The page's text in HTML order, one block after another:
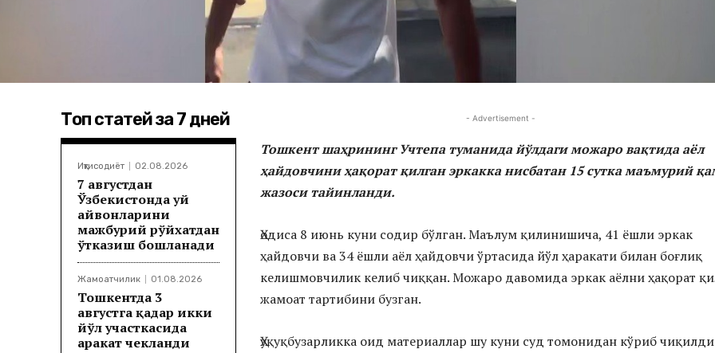
Топ статей за 7 дней
Иқтисодиёт 02.08.2026
7 августдан
Ўзбекистонда уй
ҳайвонларини
мажбурий рўйхатдан
ўтказиш бошланади
Жамоатчилик 01.08.2026
Тошкентда 3
августга қадар икки
йўл участкасида
ҳаракат чекланди
- Advertisement -
Тошкент шаҳрининг Учтепа туманида йўлдаги можаро вақтида аёл
ҳайдовчини ҳақорат қилган эркакка нисбатан 15 сутка маъмурий
жазоси тайинланди.
Ҳодиса 8 июнь куни содир бўлган. Маълум қилинишича, 41 ёшли эркак
ҳайдовчи ва 34 ёшли аёл ҳайдовчи ўртасида йўл ҳаракати билан боғлиқ
келишмовчилик келиб чиққан. Можаро давомида эркак аёлни ҳақорат
жамоат тартибини бузган.
Ҳуқуқбузарликка оид материаллар шу куни суд томонидан кўриб